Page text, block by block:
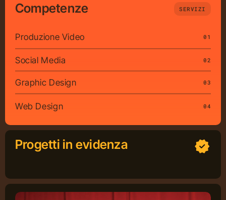
Competenze SERVIZI
Produzione Video 01
Social Media 02
Graphic Design 03
Web Design 04
Progetti in evidenza
Concept
Servizi